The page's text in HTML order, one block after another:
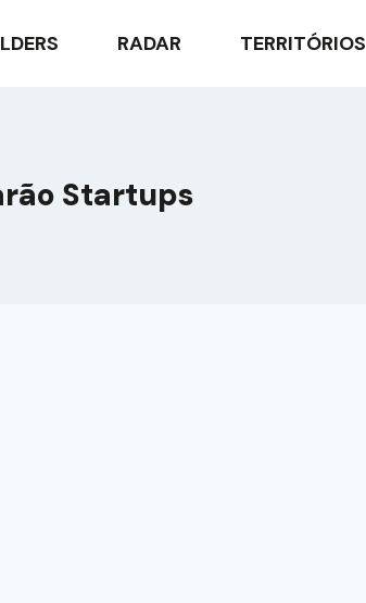
RADAR TERRITÓRIOS
Startups